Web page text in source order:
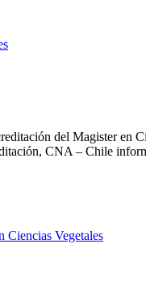
del Magister en
CNA – Chile
Ciencias Vegetales